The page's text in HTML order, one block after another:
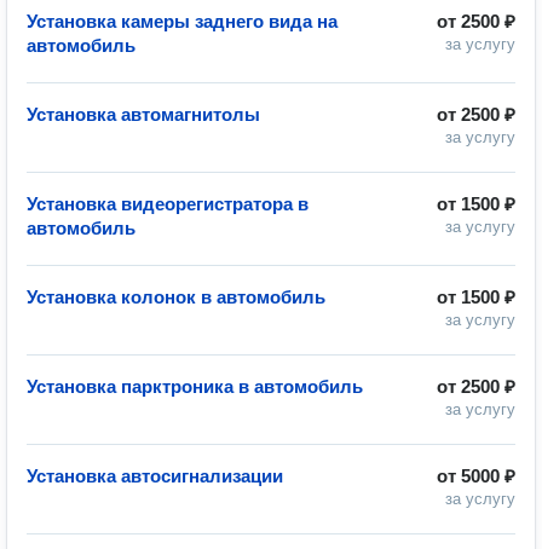
от 2500 ₽
за услугу
Установка камеры заднего вида на
автомобиль
от 2500 ₽
за услугу
Установка автомагнитолы
от 1500 ₽
за услугу
Установка видеорегистратора в
автомобиль
от 1500 ₽
за услугу
Установка колонок в автомобиль
от 2500 ₽
за услугу
Установка парктроника в автомобиль
от 5000 ₽
за услугу
Установка автосигнализации